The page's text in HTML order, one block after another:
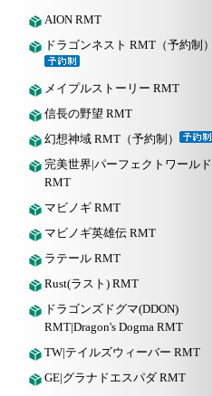
AION RMT
ドラゴンネスト RMT（予約制）
メイプルストーリー RMT
信長の野望 RMT
幻想神域 RMT（予約制）
完美世界|パーフェクトワールド
RMT
マビノギ RMT
マビノギ英雄伝 RMT
ラテール RMT
Rust(ラスト) RMT
ドラゴンズドグマ(DDON)
RMT|Dragon's Dogma RMT
TW|テイルズウィーバー RMT
GE|グラナドエスパダ RMT